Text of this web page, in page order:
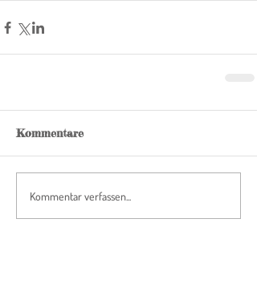
Kommentare
Kommentar verfassen...